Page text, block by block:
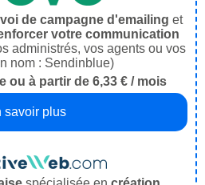
de campagne d'emailing et
votre communication
administrés, vos agents ou vos
nom : Sendinblue)
ou à partir de 6,33 € / mois
savoir plus